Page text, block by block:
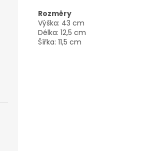
Rozměry
Výška: 43 cm
Délka: 12,5 cm
Šířka: 11,5 cm